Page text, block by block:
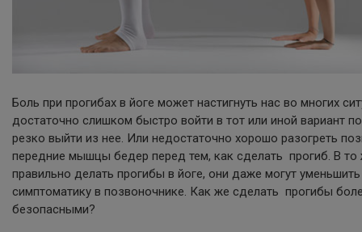
Боль при прогибах в йоге может настигнуть нас во многих
достаточно слишком быстро войти в тот или иной вариант
резко выйти из нее. Или недостаточно хорошо разогреть
передние мышцы бедер перед тем, как сделать прогиб. В то
правильно делать прогибы в йоге, они даже могут
симптоматику в позвоночнике. Как же сделать прогибы
безопасными?